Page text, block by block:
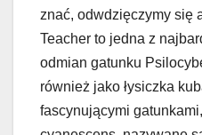
znać, odwdzięczymy się
Teacher to jedna z
odmian gatunku
również jako łysiczka
fascynującymi